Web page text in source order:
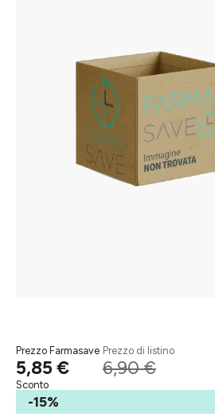
Prezzo Farmasave
5,85 €
Prezzo di listino
6,90 €
Sconto
-15%